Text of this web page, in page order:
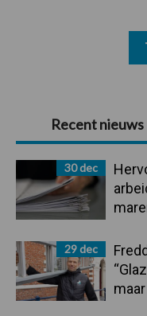
Primaire
Sidebar
Recent nieuws
30 dec
29 dec